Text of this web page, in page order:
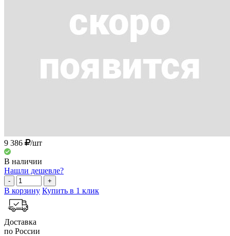
9 386 /шт
В наличии
Нашли дешевле?
- +
В корзину Купить в 1 клик
Доставка
по России